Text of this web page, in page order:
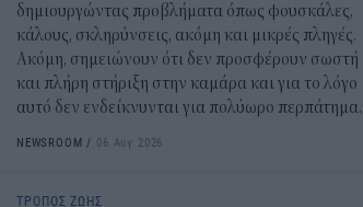
δημιουργώντας προβλήματα όπως φουσκάλες,
κάλους, σκληρύνσεις, ακόμη και μικρές πληγές.
Ακόμη, σημειώνουν ότι δεν προσφέρουν σωστή
και πλήρη στήριξη στην καμάρα και για το λόγο
αυτό δεν ενδείκνυνται για πολύωρο περπάτημα.
NEWSROOM / 06 Αυγ 2026
ΤΡΟΠΟΣ ΖΩΗΣ